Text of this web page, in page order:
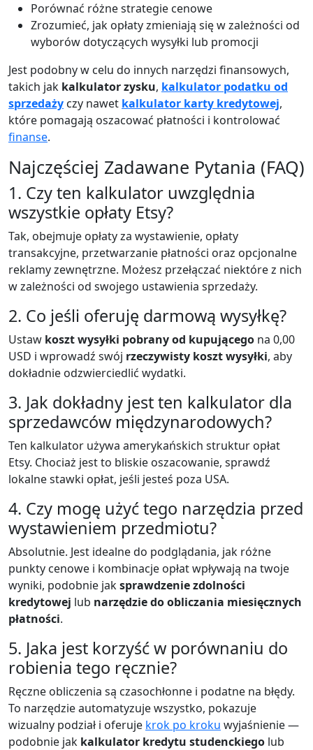
Porównać różne strategie cenowe
Zrozumieć, jak opłaty zmieniają się w zależności od
wyborów dotyczących wysyłki lub promocji
Jest podobny w celu do innych narzędzi finansowych,
takich jak kalkulator zysku, kalkulator podatku od
sprzedaży czy nawet kalkulator karty kredytowej,
które pomagają oszacować płatności i kontrolować
finanse.
Najczęściej Zadawane Pytania (FAQ)
1. Czy ten kalkulator uwzględnia
wszystkie opłaty Etsy?
Tak, obejmuje opłaty za wystawienie, opłaty
transakcyjne, przetwarzanie płatności oraz opcjonalne
reklamy zewnętrzne. Możesz przełączać niektóre z nich
w zależności od swojego ustawienia sprzedaży.
2. Co jeśli oferuję darmową wysyłkę?
Ustaw koszt wysyłki pobrany od kupującego na 0,00
USD i wprowadź swój rzeczywisty koszt wysyłki, aby
dokładnie odzwierciedlić wydatki.
3. Jak dokładny jest ten kalkulator dla
sprzedawców międzynarodowych?
Ten kalkulator używa amerykańskich struktur opłat
Etsy. Chociaż jest to bliskie oszacowanie, sprawdź
lokalne stawki opłat, jeśli jesteś poza USA.
4. Czy mogę użyć tego narzędzia przed
wystawieniem przedmiotu?
Absolutnie. Jest idealne do podglądania, jak różne
punkty cenowe i kombinacje opłat wpływają na twoje
wyniki, podobnie jaksprawdzenie zdolności
kredytowej lub narzędzie do obliczania miesięcznych
płatności.
5. Jaka jest korzyść w porównaniu do
robienia tego ręcznie?
Ręczne obliczenia są czasochłonne i podatne na błędy.
To narzędzie automatyzuje wszystko, pokazuje
wizualny podział i oferuje krok po kroku wyjaśnienie —
podobnie jak kalkulator kredytu studenckiego lub